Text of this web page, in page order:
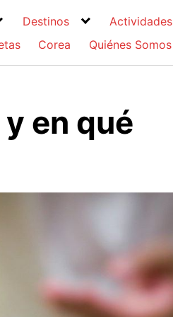
Destinos Actividades
Corea Quiénes Somos
en qué